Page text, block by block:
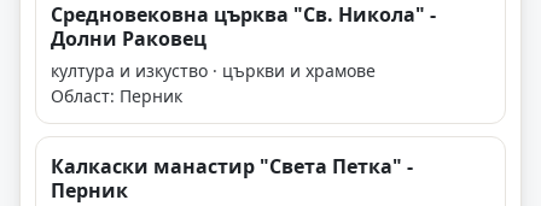
Средновековна църква "Св. Никола" -
Долни Раковец
култура и изкуство · църкви и храмове
Област: Перник
Калкаски манастир "Света Петка" -
Перник